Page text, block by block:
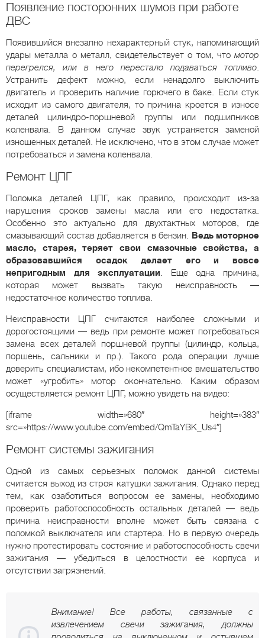
Появление посторонних шумов при работе
ДВС
Появившийся внезапно нехарактерный стук, напоминающий
удары металла о металл, свидетельствует о том, что мотор
перегрелся, или в него перестало подаваться топливо.
Устранить дефект можно, если ненадолго выключить
двигатель и проверить наличие горючего в баке. Если стук
исходит из самого двигателя, то причина кроется в износе
деталей цилиндро-поршневой группы или подшипников
коленвала. В данном случае звук устраняется заменой
изношенных деталей. Не исключено, что в этом случае может
потребоваться и замена коленвала.
Ремонт ЦПГ
Поломка деталей ЦПГ, как правило, происходит из-за
нарушения сроков замены масла или его недостатка.
Особенно это актуально для двухтактных моторов, где
смазывающий состав добавляется в бензин. Ведь моторное
масло, старея, теряет свои смазочные свойства, а
образовавшийся осадок делает его и вовсе
непригодным для эксплуатации. Еще одна причина,
которая может вызвать такую неисправность —
недостаточное количество топлива.
Неисправности ЦПГ считаются наиболее сложными и
дорогостоящими — ведь при ремонте может потребоваться
замена всех деталей поршневой группы (цилиндр, кольца,
поршень, сальники и пр.). Такого рода операции лучше
доверить специалистам, ибо некомпетентное вмешательство
может «угробить» мотор окончательно. Каким образом
осуществляется ремонт ЦПГ, можно увидеть на видео:
[iframe width=»680″ height=»383″
src=»https://www.youtube.com/embed/QmTaYBK_Us4″]
Ремонт системы зажигания
Одной из самых серьезных поломок данной системы
считается выход из строя катушки зажигания. Однако перед
тем, как озаботиться вопросом ее замены, необходимо
проверить работоспособность остальных деталей — ведь
причина неисправности вполне может быть связана с
поломкой выключателя или стартера. Но в первую очередь
нужно протестировать состояние и работоспособность свечи
зажигания — убедиться в целостности ее корпуса и
отсутствии загрязнений.
Внимание! Все работы, связанные с
извлечением свечи зажигания, должны